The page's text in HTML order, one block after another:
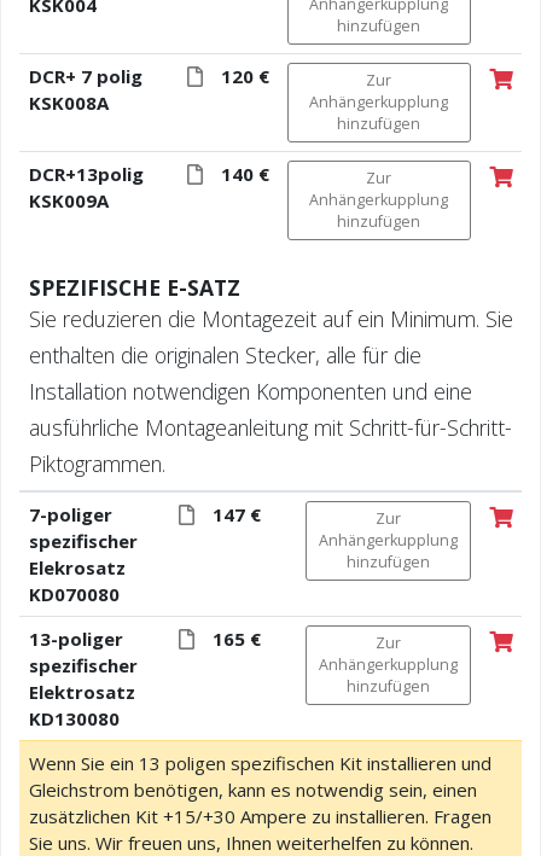
Anhängerkupplung
hinzufügen
DCR+ 7 polig
KSK008A
120 €
Zur
Anhängerkupplung
hinzufügen
DCR+13polig
KSK009A
140 €
Zur
Anhängerkupplung
hinzufügen
SPEZIFISCHE E-SATZ
Sie reduzieren die Montagezeit auf ein Minimum. Sie
enthalten die originalen Stecker, alle für die
Installation notwendigen Komponenten und eine
ausführliche Montageanleitung mit Schritt-für-Schritt-
Piktogrammen.
7-poliger
spezifischer
Elekrosatz
KD070080
147 €
Zur
Anhängerkupplung
hinzufügen
13-poliger
spezifischer
Elektrosatz
KD130080
165 €
Zur
Anhängerkupplung
hinzufügen
Wenn Sie ein 13 poligen spezifischen Kit installieren und
Gleichstrom benötigen, kann es notwendig sein, einen
zusätzlichen Kit +15/+30 Ampere zu installieren. Fragen
Sie uns. Wir freuen uns, Ihnen weiterhelfen zu können.